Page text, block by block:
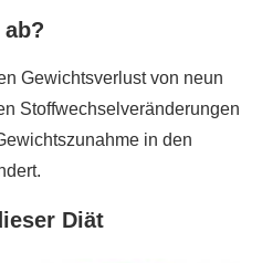
Gewichtsverlust von neun
Stoffwechselveränderungen
in den
Diät